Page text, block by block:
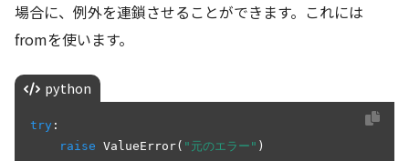
場合に、例外を連鎖させることができます。これには
fromを使います。
python
try :
raise ValueError( "元のエラー"